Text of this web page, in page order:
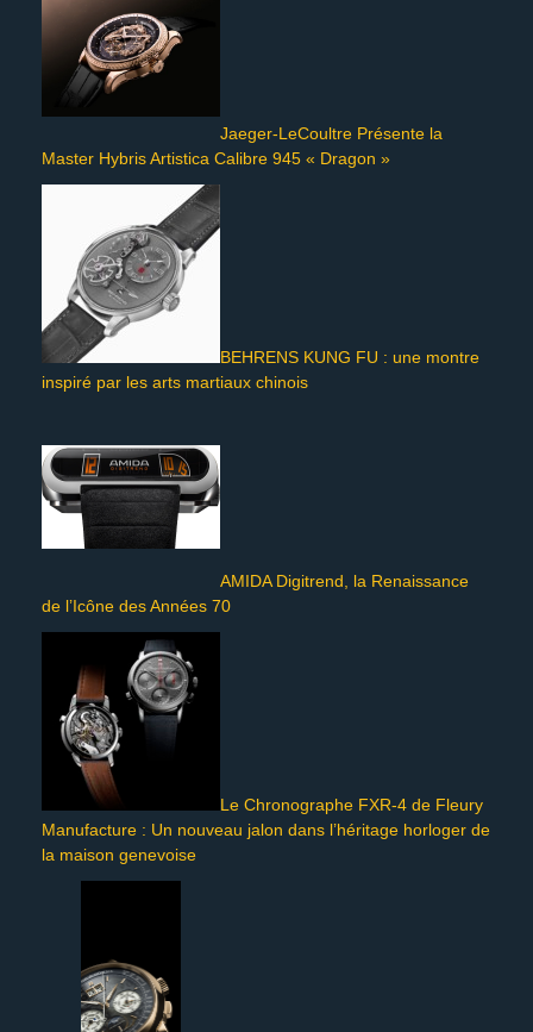
Jaeger-LeCoultre Présente la
Master Hybris Artistica Calibre 945 « Dragon »
BEHRENS KUNG FU : une montre
inspiré par les arts martiaux chinois
AMIDA Digitrend, la Renaissance
de l’Icône des Années 70
Le Chronographe FXR-4 de Fleury
Manufacture : Un nouveau jalon dans l’héritage horloger de
la maison genevoise